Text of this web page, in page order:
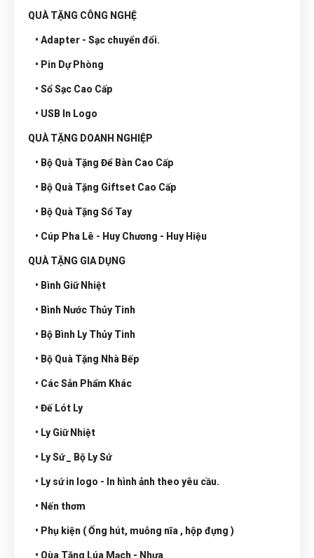
QUÀ TẶNG CÔNG NGHỆ
• Adapter - Sạc chuyển đổi.
• Pin Dự Phòng
• Sổ Sạc Cao Cấp
• USB In Logo
QUÀ TẶNG DOANH NGHIỆP
• Bộ Quà Tặng Để Bàn Cao Cấp
• Bộ Quà Tặng Giftset Cao Cấp
• Bộ Quà Tặng Sổ Tay
• Cúp Pha Lê - Huy Chương - Huy Hiệu
QUÀ TẶNG GIA DỤNG
• Bình Giữ Nhiệt
• Bình Nước Thủy Tinh
• Bộ Bình Ly Thủy Tinh
• Bộ Quà Tặng Nhà Bếp
• Các Sản Phẩm Khác
• Đế Lót Ly
• Ly Giữ Nhiệt
• Ly Sứ _ Bộ Ly Sứ
• Ly sứ in logo - In hình ảnh theo yêu cầu.
• Nến thơm
• Phụ kiện ( Ống hút, muỗng nĩa , hộp đựng )
• Qùa Tặng Lúa Mạch - Nhựa